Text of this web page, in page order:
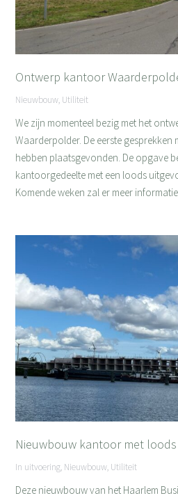
Ontwerp kantoor
Nieuwbouw, Utiliteit
We zijn momenteel bezig met het
Waarderpolder. De eerste
hebben plaatsgevonden. De opgave
kantoorgedeelte met een loods
Komende weken zal er meer
Nieuwbouw kantoor met loods
In uitvoering, Nieuwbouw, Utiliteit
Deze nieuwbouw van het Haarlem